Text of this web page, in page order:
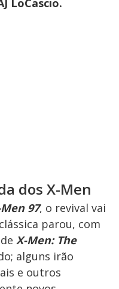
LoCascio.
dos X-Men
97, o revival vai
parou, com
X-Men:The
alguns irão
e outros